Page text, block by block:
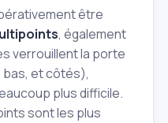
être
, également
verrouillent la porte
et côtés),
plus difficile.
sont les plus